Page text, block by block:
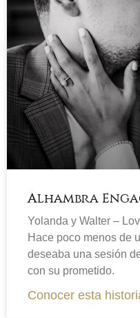
Alhambra
Yolanda y Walter –
Hace poco menos de
deseaba una sesión
con su prometido.
Conocer esta